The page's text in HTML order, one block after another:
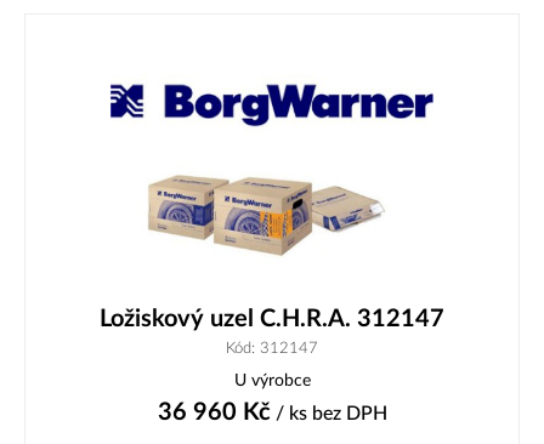
Ložiskový uzel C.H.R.A. 312147
Kód: 312147
U výrobce
36 960 Kč/ ks bez DPH